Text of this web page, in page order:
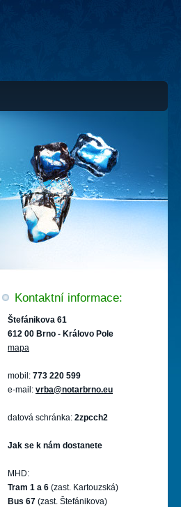
Kontaktní informace:
Štefánikova 61
612 00 Brno - Královo Pole
mapa
mobil: 773 220 599
e-mail: vrba@notarbrno.eu
datová schránka: 2zpcch2
Jak se k nám dostanete
MHD:
Tram 1 a 6 (zast. Kartouzská)
Bus 67 (zast. Štefánikova)